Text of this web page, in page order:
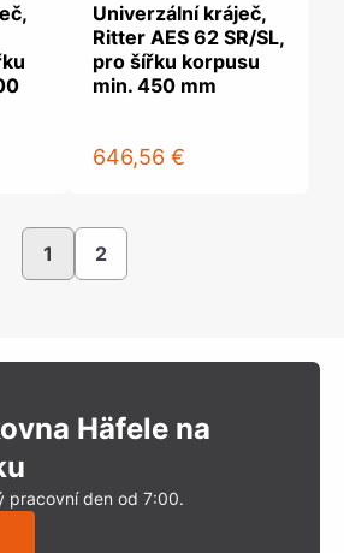
Univerzální kráječ,
Ritter AES 62 SR/SL,
pro šířku korpusu
min. 450 mm
646,56 €
1 2
Häfele na
pracovní den od 7:00.